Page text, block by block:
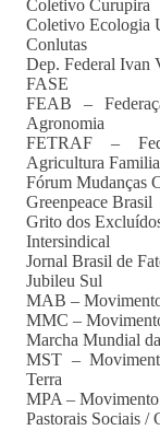
Coletivo Curupira
Coletivo Ecologia
Conlutas
Dep. Federal Ivan
FASE
FEAB –
Agronomia
FETRAF –
Agricultura
Fórum Mudanças
Greenpeace Brasil
Grito dos
Intersindical
Jornal Brasil de
Jubileu Sul
MAB –
MMC –
Marcha Mundial
MST –
Terra
MPA –
Pastorais Sociais /